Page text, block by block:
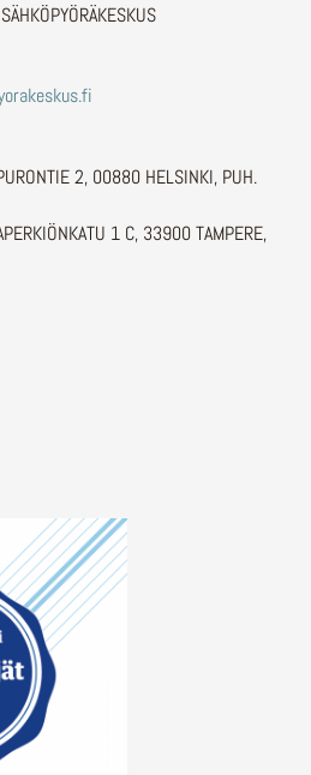
2, 00880 HELSINKI, PUH.
1 C, 33900 TAMPERE,